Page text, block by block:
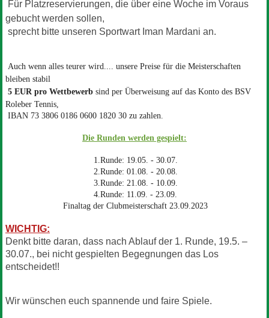
Für Platzreservierungen, die über eine Woche im Voraus
gebucht werden sollen,
sprecht bitte unseren Sportwart Iman Mardani an.
Auch wenn alles teurer wird.... unsere Preise für die Meisterschaften
bleiben stabil
5 EUR pro Wettbewerbsind per Überweisung auf das Konto des BSV
Roleber Tennis,
IBAN 73 3806 0186 0600 1820 30 zu zahlen.
Die Runden werden gespielt:
1.Runde: 19.05. - 30.07.
2.Runde: 01.08. - 20.08.
3.Runde: 21.08. - 10.09.
4.Runde: 11.09. - 23.09.
Finaltag der Clubmeisterschaft 23.09.2023
WICHTIG:
Denkt bitte daran, dass nach Ablauf der 1. Runde, 19.5. –
30.07., bei nicht gespielten Begegnungen das Los
entscheidet!!
Wir wünschen euch spannende und faire Spiele.